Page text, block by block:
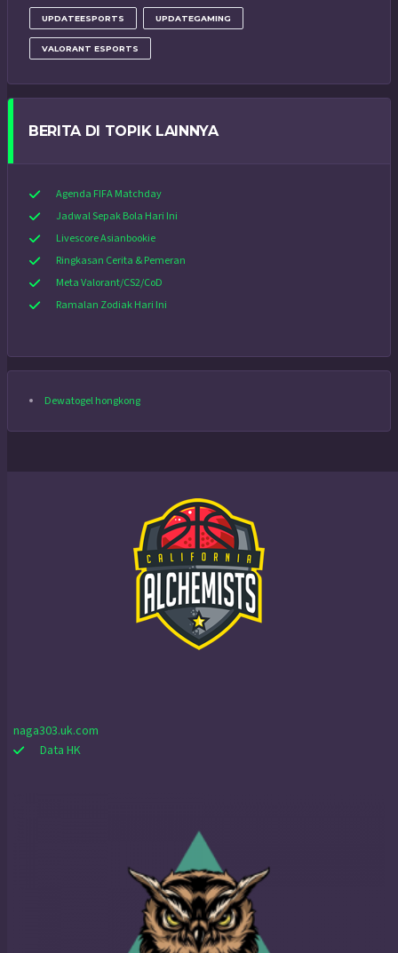
UPDATEESPORTS UPDATEGAMING
VALORANT ESPORTS
BERITA DI TOPIK LAINNYA
Agenda FIFA Matchday
Jadwal Sepak Bola Hari Ini
Livescore Asianbookie
Ringkasan Cerita & Pemeran
Meta Valorant/CS2/CoD
Ramalan Zodiak Hari Ini
Dewatogel hongkong
naga303.uk.com
Data HK